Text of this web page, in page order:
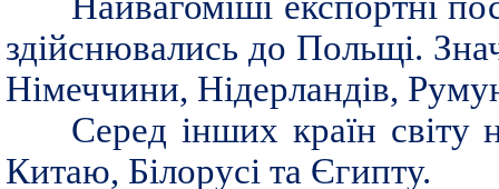
здійснювались до Польщі.
Німеччини, Нідерландів,
Серед інших країн світу
Китаю, Білорусі та Єгипту.